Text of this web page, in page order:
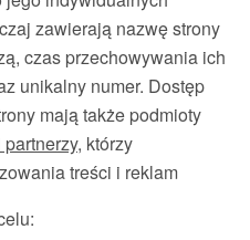
zawierają nazwę strony
czas przechowywania ich
unikalny numer. Dostęp
mają także podmioty
, którzy
treści i reklam